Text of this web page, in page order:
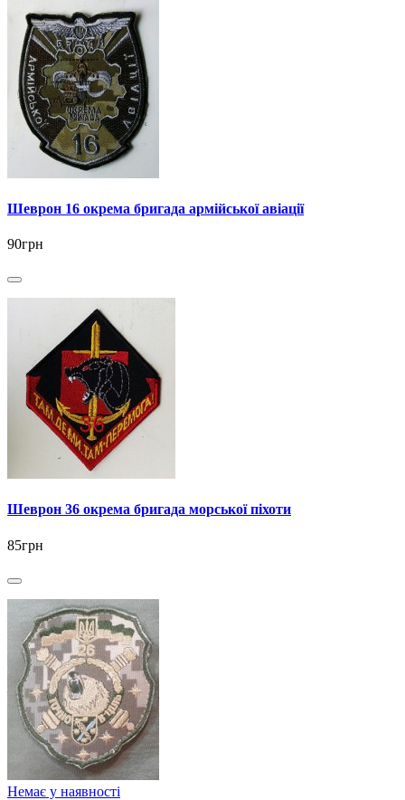
Шеврон 16 окрема бригада армійської авіації
90грн
Шеврон 36 окрема бригада морської піхоти
85грн
Немає у наявності